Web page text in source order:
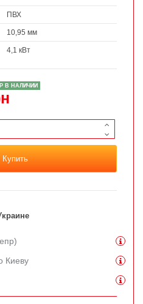
ПВХ
10,95 мм
4,1 кВт
В НАЛИЧИИ
Купить
Киеву